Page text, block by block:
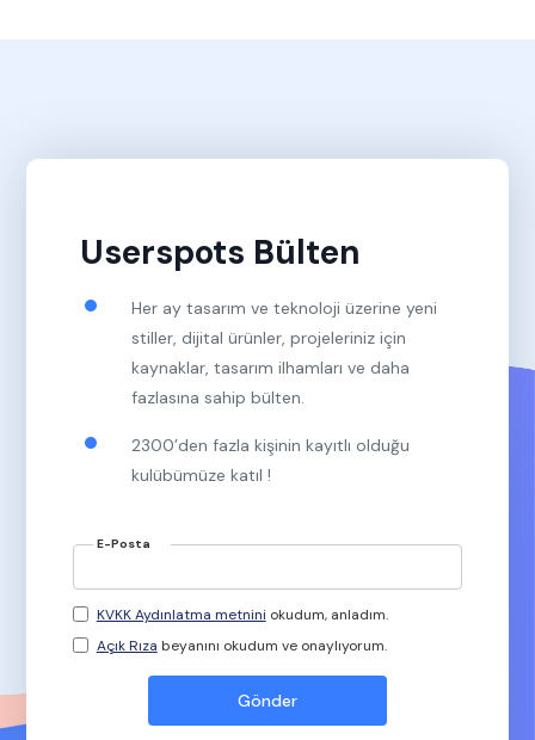
Userspots Bülten
Her ay tasarım ve teknoloji üzerine yeni
stiller, dijital ürünler, projeleriniz için
kaynaklar, tasarım ilhamları ve daha
fazlasına sahip bülten.
2300’den fazla kişinin kayıtlı olduğu
kulübümüze katıl !
E-Posta
KVKK Aydınlatma metnini okudum, anladım.
Açık Rıza beyanını okudum ve onaylıyorum.